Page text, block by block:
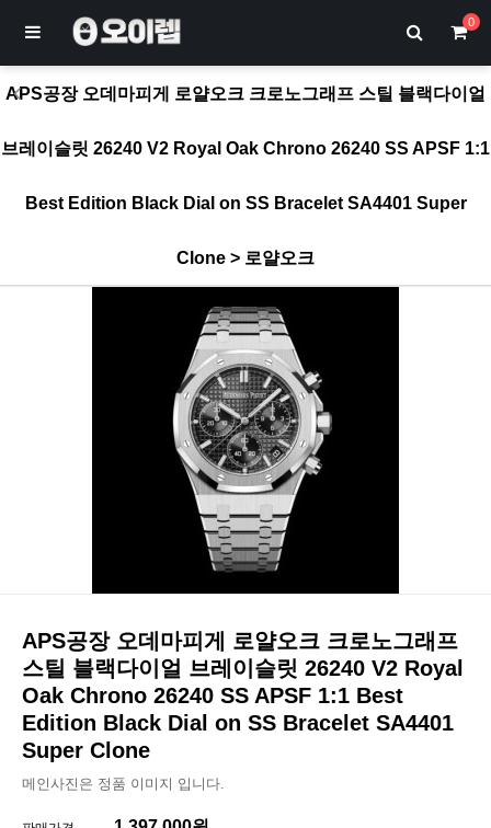
0
APS공장 오데마피게 로얄오크 크로노그래프 스틸 블랙다이얼
브레이슬릿 26240 V2 Royal Oak Chrono 26240 SS APSF 1:1
Best Edition Black Dial on SS Bracelet SA4401 Super
Clone > 로얄오크
APS공장 오데마피게 로얄오크 크로노그래프
스틸 블랙다이얼 브레이슬릿 26240 V2 Royal
Oak Chrono 26240 SS APSF 1:1 Best
Edition Black Dial on SS Bracelet SA4401
Super Clone
메인사진은 정품 이미지 입니다.